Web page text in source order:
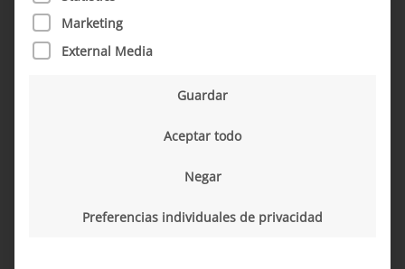
empleados para la
innovación»
Marketing
External Media
Guardar
Aceptar todo
Negar
Preferencias individuales de privacidad